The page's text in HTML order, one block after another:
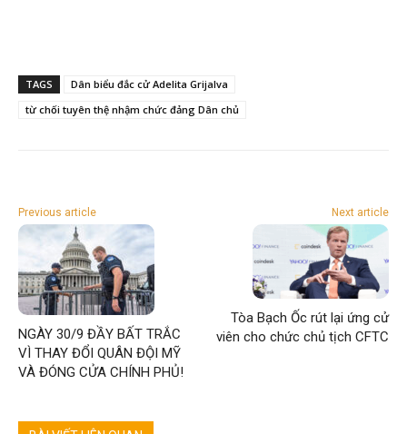
TAGS
Dân biểu đắc cử Adelita Grijalva
từ chối tuyên thệ nhậm chức đảng Dân chủ
Previous article
NGÀY 30/9 ĐẦY BẤT TRẮC
VÌ THAY ĐỔI QUÂN ĐỘI MỸ
VÀ ĐÓNG CỬA CHÍNH PHỦ!
Next article
Tòa Bạch Ốc rút lại ứng cử
viên cho chức chủ tịch CFTC